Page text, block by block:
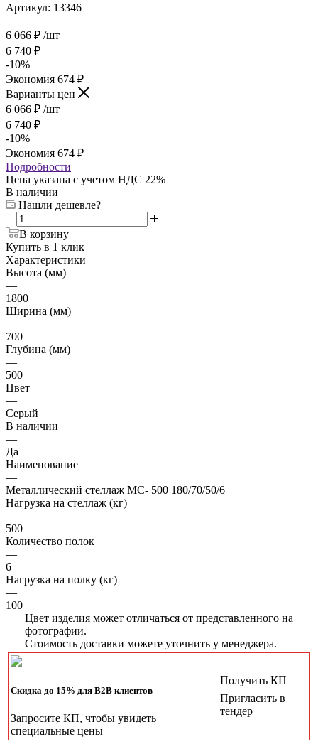
Артикул: 13346
6 066 ₽ /шт
6 740 ₽
-10%
Экономия 674 ₽
Варианты цен
6 066 ₽ /шт
6 740 ₽
-10%
Экономия 674 ₽
Подробности
Цена указана с учетом НДС 22%
В наличии
Нашли дешевле?
В корзину
Купить в 1 клик
Характеристики
Высота (мм)
—
1800
Ширина (мм)
—
700
Глубина (мм)
—
500
Цвет
—
Серый
В наличии
—
Да
Наименование
—
Металлический стеллаж МС- 500 180/70/50/6
Нагрузка на стеллаж (кг)
—
500
Количество полок
—
6
Нагрузка на полку (кг)
—
100
Цвет изделия может отличаться от представленного на
фотографии.
Стоимость доставки можете уточнить у менеджера.
Скидка до 15% для B2B клиентов
Запросите КП, чтобы увидеть
специальные цены
Получить КП
Пригласить в
тендер